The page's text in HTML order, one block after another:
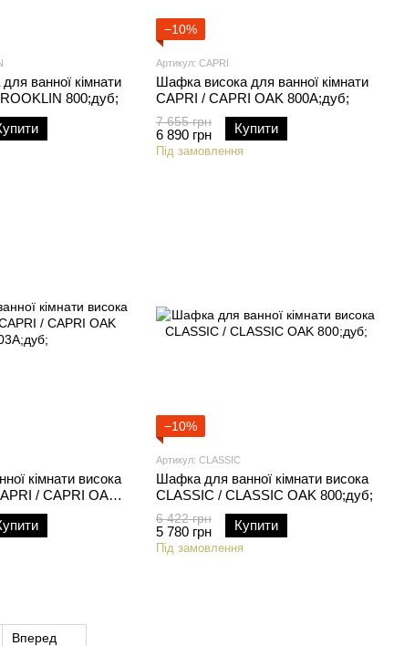
ванної кімнати
800;дуб;
−10%
Артикул: CAPRI
Шафка висока для ванної кімнати
CAPRI / CAPRI OAK 800A;дуб;
7 655 грн
6 890 грн Купити
Під замовлення
кімнати висока
/ CAPRI OAK
−10%
Артикул: CLASSIC
Шафка для ванної кімнати висока
CLASSIC / CLASSIC OAK 800;дуб;
6 422 грн
5 780 грн Купити
Під замовлення
Вперед